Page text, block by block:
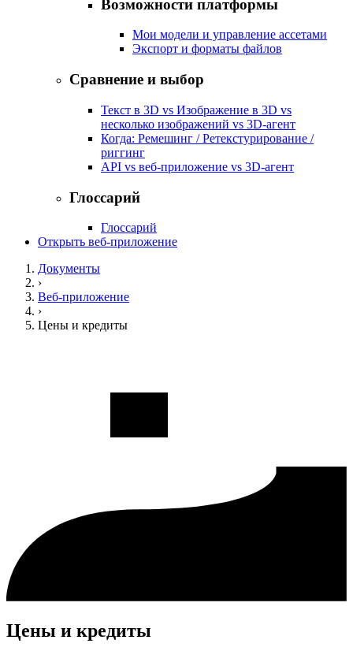
Возможности платформы
Мои модели и управление ассетами
Экспорт и форматы файлов
Сравнение и выбор
Текст в 3D vs Изображение в 3D vs
несколько изображений vs 3D-агент
Когда: Ремешинг / Ретекстурирование /
риггинг
API vs веб-приложение vs 3D-агент
Глоссарий
Глоссарий
Открыть веб-приложение
Документы
›
Веб-приложение
›
Цены и кредиты
Цены и кредиты